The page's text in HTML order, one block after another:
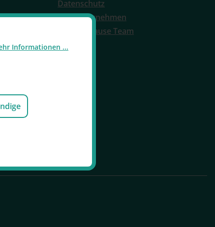
Datenschutz
Das Unternehmen
Raucherpause Team
Informationen ...